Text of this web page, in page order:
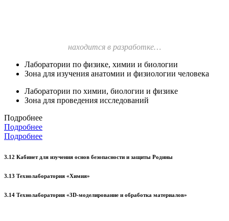
находится в разработке…
Лаборатории по физике, химии и биологии
Зона для изучения анатомии и физиологии человека
Лаборатории по химии, биологии и физике
Зона для проведения исследований
Подробнее
Подробнее
Подробнее
3.12 Кабинет для изучения основ безопасности и защиты Родины
3.13 Технолаборатория «Химия»
3.14 Технолаборатория «3D-моделирование и обработка материалов»